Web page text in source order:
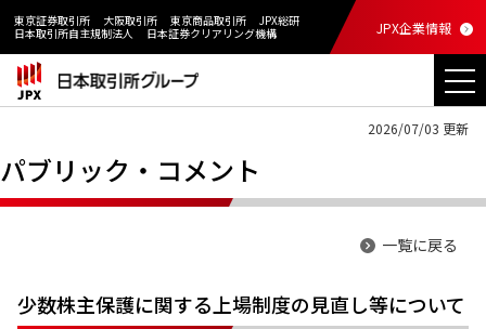
東京証券取引所 大阪取引所 東京商品取引所
JPX総研
日本取引所自主規制法人
日本証券クリアリング機構 JPX企業情報
2026/07/03 更新
パブリック・コメント
一覧に戻る
少数株主保護に関する上場制度の見直し等について